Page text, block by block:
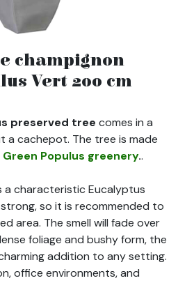
champignon
Vert 200 cm
preserved tree comes in a
a cachepot. The tree is made
Green Populus greenery..
a characteristic Eucalyptus
so it is recommended to
area. The smell will fade over
foliage and bushy form, the
addition to any setting.
office environments, and